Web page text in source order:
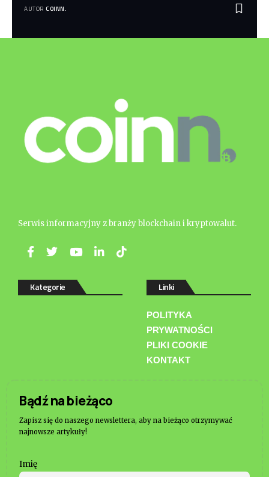
AUTOR COINN.
Serwis informacyjny z branży blockchain i kryptowalut.
Kategorie Linki
POLITYKA
PRYWATNOŚCI
PLIKI COOKIE
KONTAKT
Bądź na bieżąco
Zapisz się do naszego newslettera, aby na bieżąco otrzymywać
najnowsze artykuły!
Imię